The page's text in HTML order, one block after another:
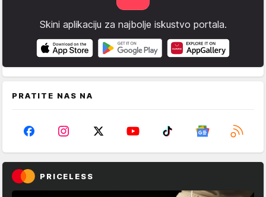
Skini aplikaciju za najbolje iskustvo portala.
PRATITE NAS NA
PRICELESS